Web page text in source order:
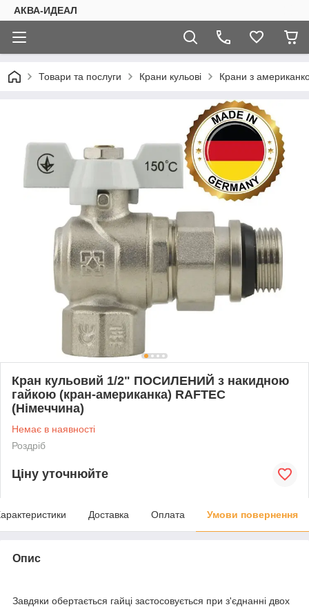
АКВА-ИДЕАЛ
Товари та послуги Крани кульові Крани з
Кран кульовий 1/2" ПОСИЛЕНИЙ з накидною
гайкою (кран-американка) RAFTEC
(Німеччина)
Немає в наявності
Роздріб
Ціну уточнюйте
Доставка Оплата Умови повернення
Опис
Завдяки обертається гайці застосовується при з'єднанні двох